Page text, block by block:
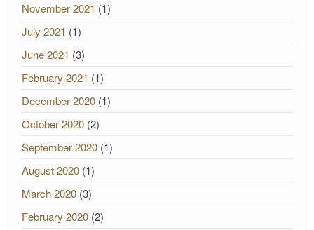
November 2021 (1)
July 2021 (1)
June 2021 (3)
February 2021 (1)
December 2020 (1)
October 2020 (2)
September 2020 (1)
August 2020 (1)
March 2020 (3)
February 2020 (2)